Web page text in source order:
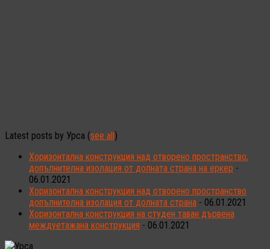
Latest posts by Урса (see all)
Хоризонтална конструкция над отворено пространство,
допълнителна изолация от долната страна на еркер -
06.01.2021
Хоризонтална конструкция над отворено пространство
допълнителна изолация от долната страна - 06.01.2021
Хоризонтална конструкция на студен таван дървена
междуетажана конструкция - 06.01.2021